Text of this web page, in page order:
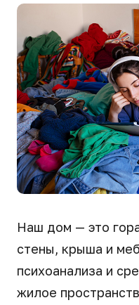
Наш дом — это
стены, крыша и
психоанализа и
жилое